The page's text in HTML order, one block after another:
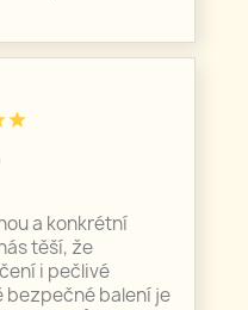
star
a konkrétní
těší, že
i pečlivé
bezpečné balení je